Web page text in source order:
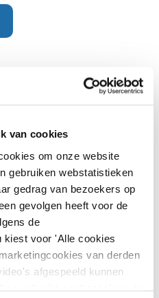
van cookies
om onze website
gebruiken webstatistieken
gedrag van bezoekers op
gevolgen heeft voor de
de
kiest voor 'Alle cookies
van derden
afgespeeld kunnen
worden aangeleverd
een acute
vast?